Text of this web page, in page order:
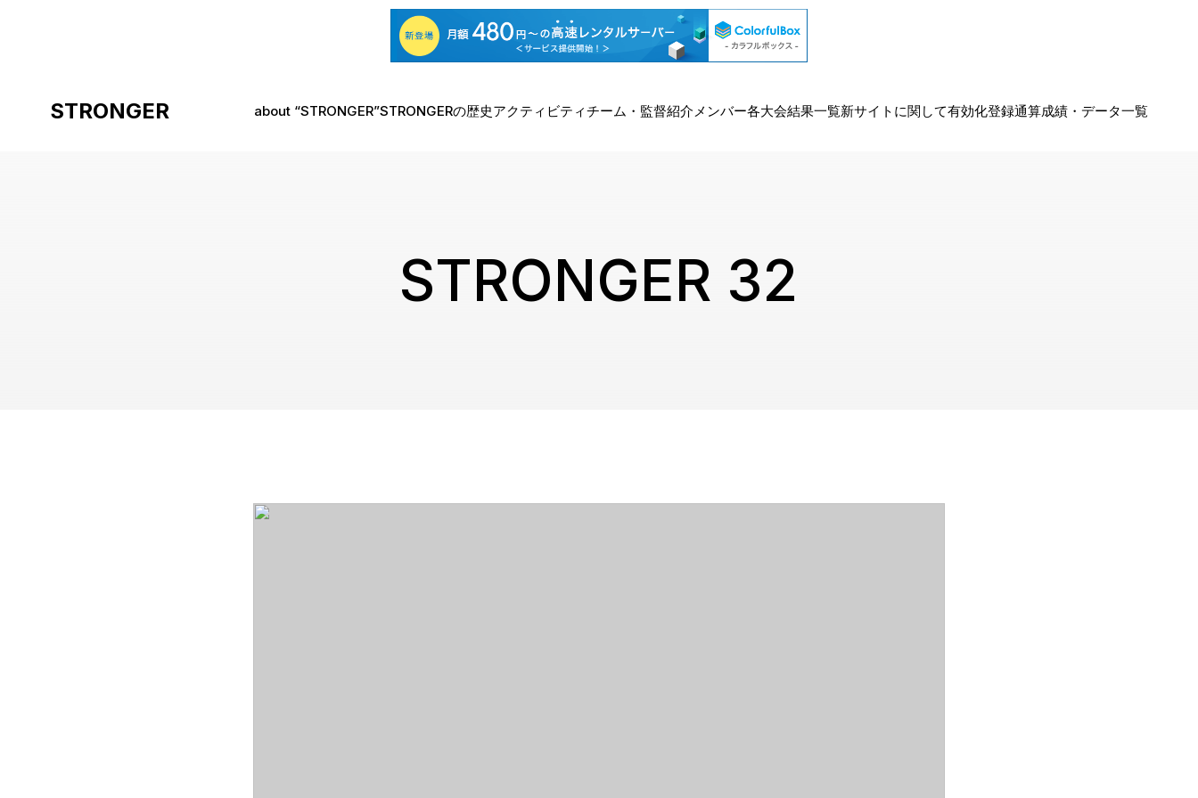
STRONGER about “STRONGER”STRONGERの歴史アクティビティチーム・監督紹介 メンバー各大会結果一覧新サイトに関して有効化登録通算成績・データ一覧
STRONGER 32